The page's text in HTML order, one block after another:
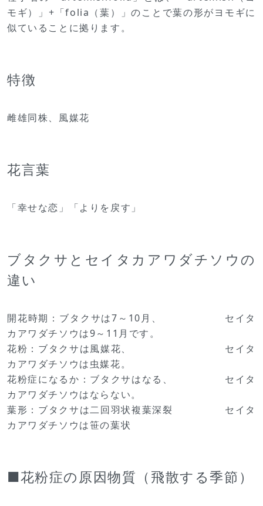
モギ）」+「folia（葉）」のことで葉の形がヨモギに
似ていることに拠ります。
特徴
雌雄同株、風媒花
花言葉
「幸せな恋」「よりを戻す」
ブタクサとセイタカアワダチソウの
違い
開花時期：ブタクサは7～10月、 セイタ
カアワダチソウは9～11月です。
花粉：ブタクサは風媒花、 セイタ
カアワダチソウは虫媒花。
花粉症になるか：ブタクサはなる、 セイタ
カアワダチソウはならない。
葉形：ブタクサは二回羽状複葉深裂 セイタ
カアワダチソウは笹の葉状
■花粉症の原因物質（飛散する季節）